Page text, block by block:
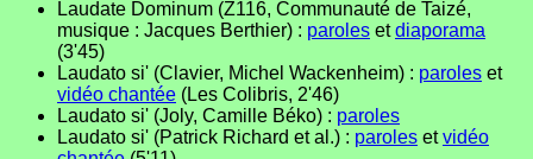
Laudate Dominum (Z116, Communauté de Taizé,
musique : Jacques Berthier) : paroles etdiaporama
(3'45)
Laudato si' (Clavier, Michel Wackenheim) : paroles et
vidéo chantée (Les Colibris, 2'46)
Laudato si' (Joly, Camille Béko) : paroles
Laudato si' (Patrick Richard et al.) : paroles etvidéo